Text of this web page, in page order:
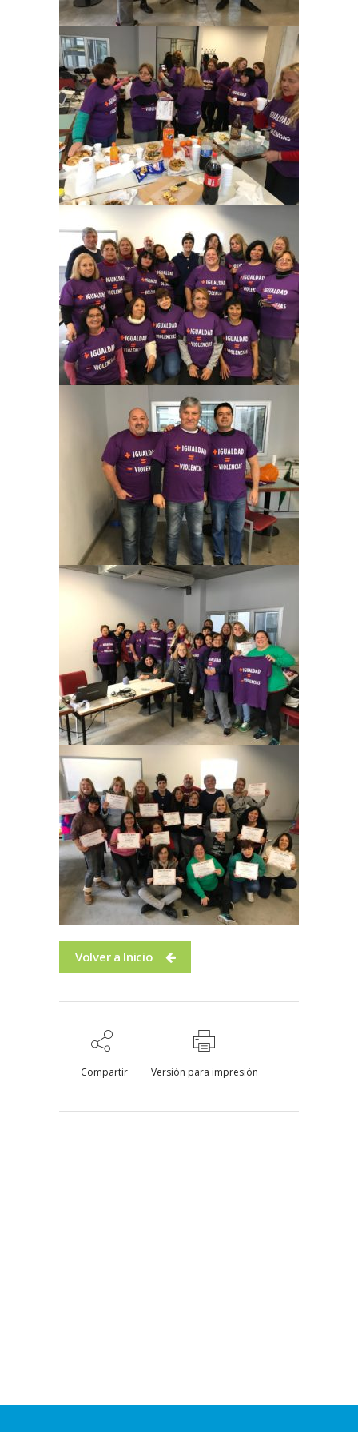
Volver a Inicio
Compartir Versión para impresión